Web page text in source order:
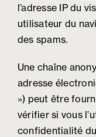
l’adresse IP du
utilisateur du
des spams.
Une chaîne
adresse
») peut être
vérifier si vous
confidentialité